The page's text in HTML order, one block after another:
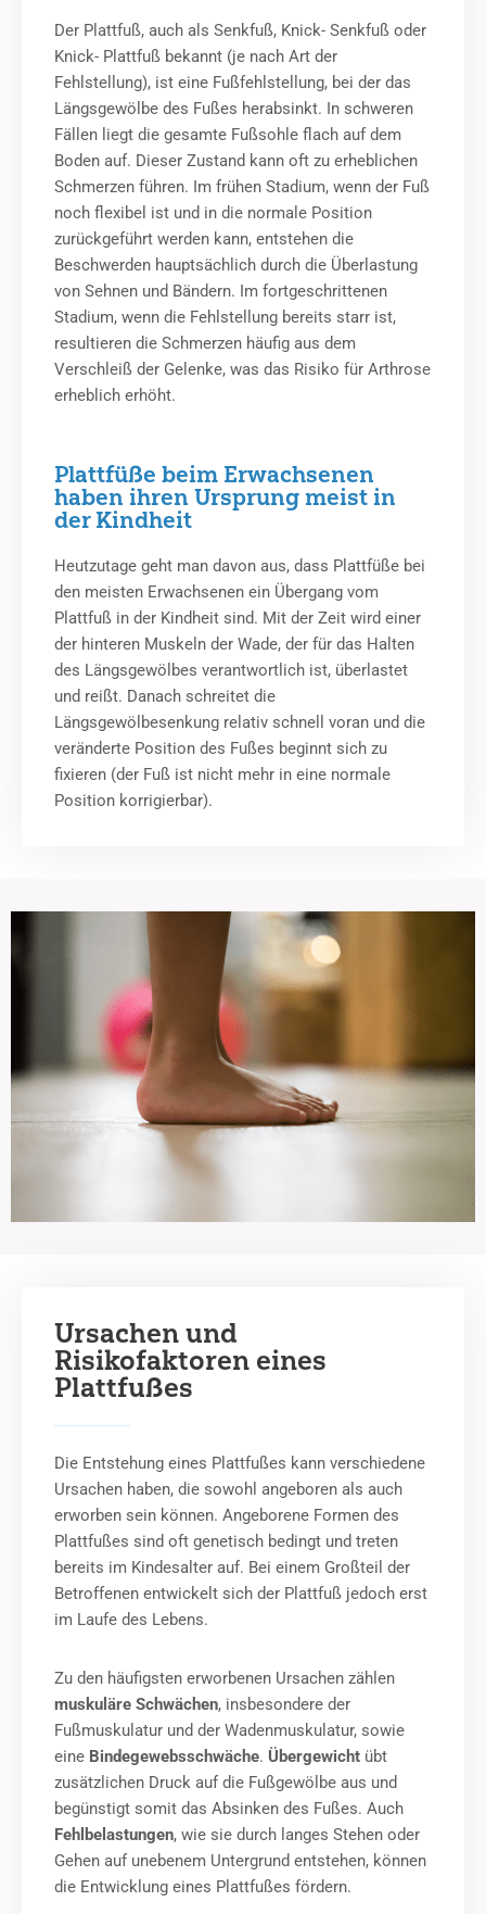
Der Plattfuß, auch als Senkfuß, Knick- Senkfuß oder
Knick- Plattfuß bekannt (je nach Art der
Fehlstellung), ist eine Fußfehlstellung, bei der das
Längsgewölbe des Fußes herabsinkt. In schweren
Fällen liegt die gesamte Fußsohle flach auf dem
Boden auf. Dieser Zustand kann oft zu erheblichen
Schmerzen führen. Im frühen Stadium, wenn der Fuß
noch flexibel ist und in die normale Position
zurückgeführt werden kann, entstehen die
Beschwerden hauptsächlich durch die Überlastung
von Sehnen und Bändern. Im fortgeschrittenen
Stadium, wenn die Fehlstellung bereits starr ist,
resultieren die Schmerzen häufig aus dem
Verschleiß der Gelenke, was das Risiko für Arthrose
erheblich erhöht.
Plattfüße beim Erwachsenen
haben ihren Ursprung meist in
der Kindheit
Heutzutage geht man davon aus, dass Plattfüße bei
den meisten Erwachsenen ein Übergang vom
Plattfuß in der Kindheit sind. Mit der Zeit wird einer
der hinteren Muskeln der Wade, der für das Halten
des Längsgewölbes verantwortlich ist, überlastet
und reißt. Danach schreitet die
Längsgewölbesenkung relativ schnell voran und die
veränderte Position des Fußes beginnt sich zu
fixieren (der Fuß ist nicht mehr in eine normale
Position korrigierbar).
Ursachen und
Risikofaktoren eines
Plattfußes
Die Entstehung eines Plattfußes kann verschiedene
Ursachen haben, die sowohl angeboren als auch
erworben sein können. Angeborene Formen des
Plattfußes sind oft genetisch bedingt und treten
bereits im Kindesalter auf. Bei einem Großteil der
Betroffenen entwickelt sich der Plattfuß jedoch erst
im Laufe des Lebens.
Zu den häufigsten erworbenen Ursachen zählen
muskuläre Schwächen, insbesondere der
Fußmuskulatur und der Wadenmuskulatur, sowie
eine Bindegewebsschwäche. Übergewicht übt
zusätzlichen Druck auf die Fußgewölbe aus und
begünstigt somit das Absinken des Fußes. Auch
Fehlbelastungen, wie sie durch langes Stehen oder
Gehen auf unebenem Untergrund entstehen, können
die Entwicklung eines Plattfußes fördern.